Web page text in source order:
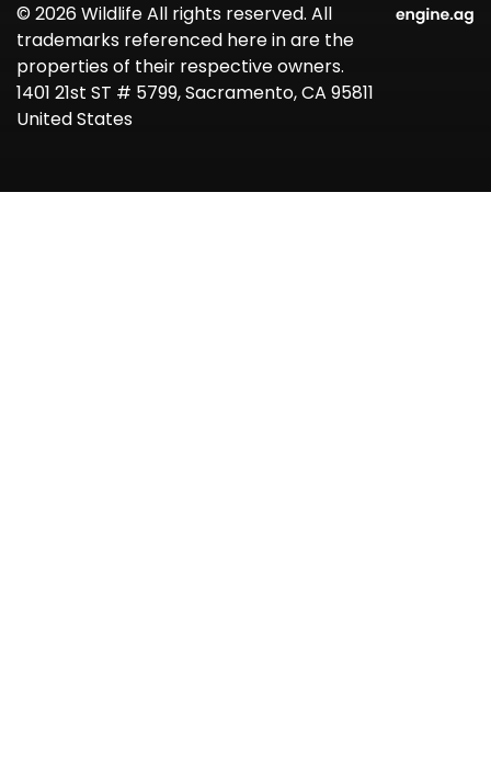
© 2026 Wildlife All rights reserved. All
trademarks referenced here in are the
properties of their respective owners.
1401 21st ST # 5799, Sacramento, CA 95811
United States